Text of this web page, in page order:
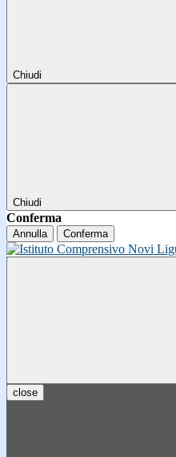
Chiudi
Chiudi
Conferma
Annulla Conferma
close